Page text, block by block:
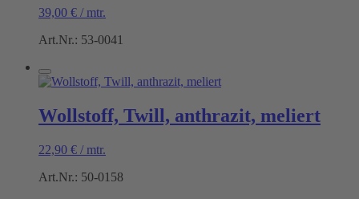
39,00 € / mtr.
Art.Nr.: 53-0041
Wollstoff, Twill, anthrazit, meliert
22,90 € / mtr.
Art.Nr.: 50-0158